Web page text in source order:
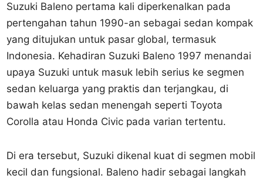
Suzuki Baleno pertama kali diperkenalkan pada
pertengahan tahun 1990-an sebagai sedan kompak
yang ditujukan untuk pasar global, termasuk
Indonesia. Kehadiran Suzuki Baleno 1997 menandai
upaya Suzuki untuk masuk lebih serius ke segmen
sedan keluarga yang praktis dan terjangkau, di
bawah kelas sedan menengah seperti Toyota
Corolla atau Honda Civic pada varian tertentu.
Di era tersebut, Suzuki dikenal kuat di segmen mobil
kecil dan fungsional. Baleno hadir sebagai langkah